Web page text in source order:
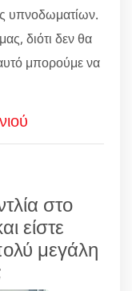
υπνοδωματίων.
διότι δεν θα
μπορούμε να
στο
είστε
μεγάλη